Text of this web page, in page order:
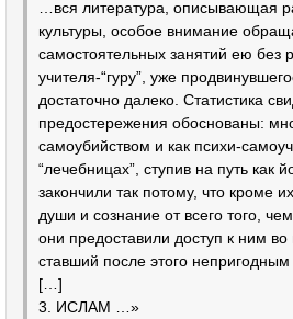
…вся литература, описывающая
культуры, особое внимание
самостоятельных занятий ею без
учителя-“гуру”, уже
достаточно далеко. Статистика
предостережения обоснованы:
самоубийством и как психи-
“лечебницах”, ступив на путь как
закончили так потому, что кроме
души и сознание от всего того,
они предоставили доступ к ним во
ставший после этого
[…]
3. ИСЛАМ …»